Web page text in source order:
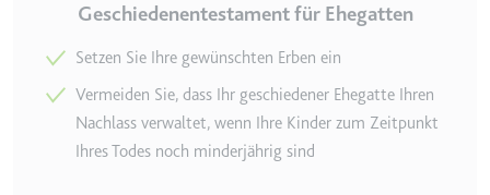
Geschiedenentestament für Ehegatten
Setzen Sie Ihre gewünschten Erben ein
Vermeiden Sie, dass Ihr geschiedener Ehegatte Ihren
Nachlass verwaltet, wenn Ihre Kinder zum Zeitpunkt
Ihres Todes noch minderjährig sind